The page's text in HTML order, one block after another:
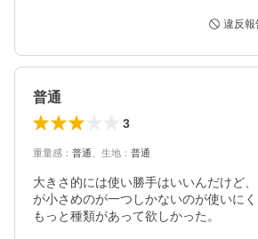
違反報
普通
3
重量感 ： 普通 生地 ： 普通
大きさ的には使い勝手はいいんだけど
が小さめのが一つしかないのが使いに
もっと種類があって欲しかった。